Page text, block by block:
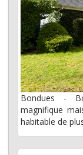
Bondues -
magnifique
habitable de